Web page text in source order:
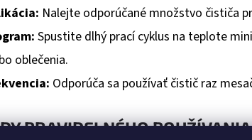
Nalejte odporúčané množstvo čističa
Spustite dlhý prací cyklus na teplote
oblečenia.
Odporúča sa používať čistič raz
PRAVIDELNÉHO